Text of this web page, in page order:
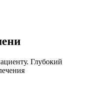
Глубокий